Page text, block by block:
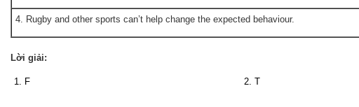
4. Rugby and other sports can’t help change the expected behaviour.
Lời giải:
1. F 2. T